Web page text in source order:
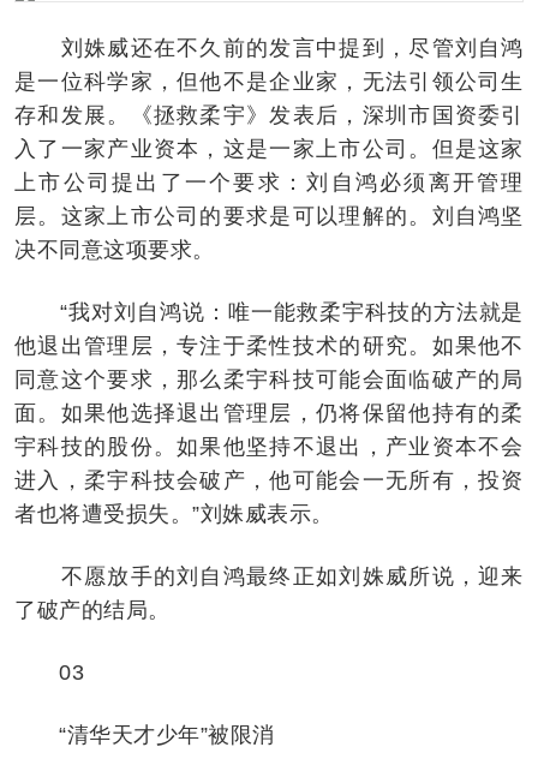
刘姝威还在不久前的发言中提到，尽管刘自鸿
是一位科学家，但他不是企业家，无法引领公司生
存和发展。《拯救柔宇》发表后，深圳市国资委引
入了一家产业资本，这是一家上市公司。但是这家
上市公司提出了一个要求：刘自鸿必须离开管理
层。这家上市公司的要求是可以理解的。刘自鸿坚
决不同意这项要求。
“我对刘自鸿说：唯一能救柔宇科技的方法就是
他退出管理层，专注于柔性技术的研究。如果他不
同意这个要求，那么柔宇科技可能会面临破产的局
面。如果他选择退出管理层，仍将保留他持有的柔
宇科技的股份。如果他坚持不退出，产业资本不会
进入，柔宇科技会破产，他可能会一无所有，投资
者也将遭受损失。”刘姝威表示。
不愿放手的刘自鸿最终正如刘姝威所说，迎来
了破产的结局。
03
“清华天才少年”被限消